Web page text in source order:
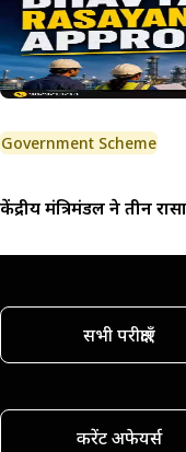
Government Scheme
केंद्रीय मंत्रिमंडल ने तीन
सभी परीक्षाएँ
करेंट अफेयर्स